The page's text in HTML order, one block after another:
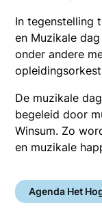
In tegenstelling
en Muzikale
onder andere
De muzikale
begeleid door
Winsum. Zo
en muzikale
Agenda Het